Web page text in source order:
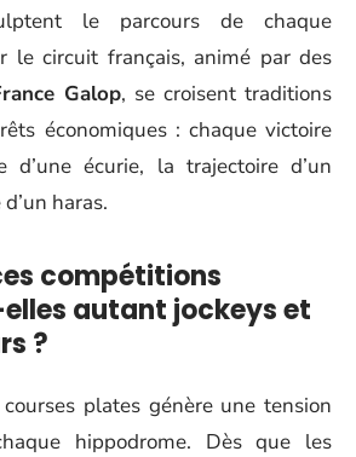
le parcours de chaque
le circuit français, animé par des
Galop, se croisent traditions
économiques : chaque victoire
écurie, la trajectoire d’un
haras.
compétitions
autant jockeys et
?
plates génère une tension
hippodrome. Dès que les